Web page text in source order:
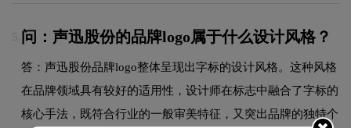
5. 问：声迅股份的品牌logo属于什么设计风格？
答：声迅股份品牌logo整体呈现出字标的设计风格。这种风格
在品牌领域具有较好的适用性，设计师在标志中融合了字标的
核心手法，既符合行业的一般审美特征，又突出品牌的独特个